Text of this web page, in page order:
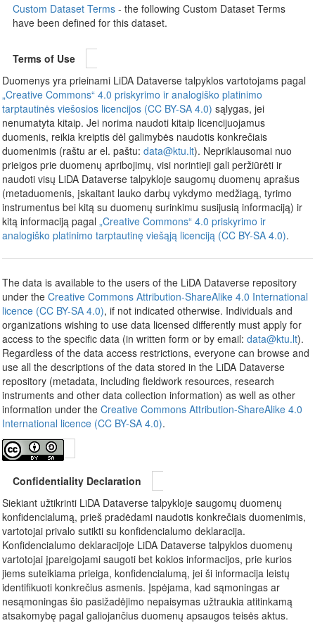
Custom Dataset Terms - the following Custom Dataset Terms
have been defined for this dataset.
Terms of Use
Duomenys yra prieinami LiDA Dataverse talpyklos vartotojams pagal
„Creative Commons“ 4.0 priskyrimo ir analogiško platinimo
tarptautinės viešosios licencijos (CC BY-SA 4.0) sąlygas, jei
nenumatyta kitaip. Jei norima naudoti kitaip licencijuojamus
duomenis, reikia kreiptis dėl galimybės naudotis konkrečiais
duomenimis (raštu ar el. paštu: data@ktu.lt). Nepriklausomai nuo
prieigos prie duomenų apribojimų, visi norintieji gali peržiūrėti ir
naudoti visų LiDA Dataverse talpykloje saugomų duomenų aprašus
(metaduomenis, įskaitant lauko darbų vykdymo medžiagą, tyrimo
instrumentus bei kitą su duomenų surinkimu susijusią informaciją) ir
kitą informaciją pagal „Creative Commons“ 4.0 priskyrimo ir
analogiško platinimo tarptautinę viešąją licenciją (CC BY-SA 4.0).
The data is available to the users of the LiDA Dataverse repository
under the Creative Commons Attribution-ShareAlike 4.0 International
licence (CC BY-SA 4.0), if not indicated otherwise. Individuals and
organizations wishing to use data licensed differently must apply for
access to the specific data (in written form or by email: data@ktu.lt).
Regardless of the data access restrictions, everyone can browse and
use all the descriptions of the data stored in the LiDA Dataverse
repository (metadata, including fieldwork resources, research
instruments and other data collection information) as well as other
information under the Creative Commons Attribution-ShareAlike 4.0
International licence (CC BY-SA 4.0).
Confidentiality Declaration
Siekiant užtikrinti LiDA Dataverse talpykloje saugomų duomenų
konfidencialumą, prieš pradėdami naudotis konkrečiais duomenimis,
vartotojai privalo sutikti su konfidencialumo deklaracija.
Konfidencialumo deklaracijoje LiDA Dataverse talpyklos duomenų
vartotojai įpareigojami saugoti bet kokios informacijos, prie kurios
jiems suteikiama prieiga, konfidencialumą, jei ši informacija leistų
identifikuoti konkrečius asmenis. Įspėjama, kad sąmoningas ar
nesąmoningas šio pasižadėjimo nepaisymas užtraukia atitinkamą
atsakomybę pagal galiojančius duomenų apsaugos teisės aktus.